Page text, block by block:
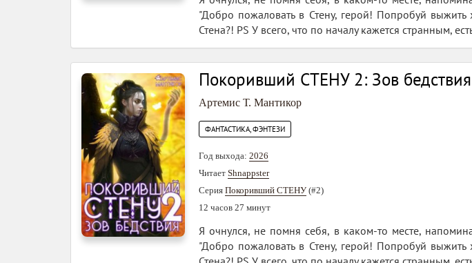
"Добро пожаловать в Стену, герой! Попробуй
Стена?! PS У всего, что по началу кажется странным,
Покоривший СТЕНУ 2: Зов бедствия
Артемис Т. Мантикор
ФАНТАСТИКА, ФЭНТЕЗИ
Год выхода: 2026
Читает Shnappster
Серия Покоривший СТЕНУ (#2)
12 часов 27 минут
Я очнулся, не помня себя, в каком-то месте,
"Добро пожаловать в Стену, герой! Попробуй